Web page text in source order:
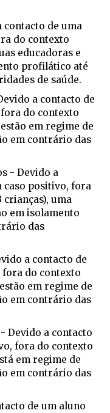
contacto de uma
do contexto
educadoras e
profilático até
de saúde.
a contacto de
do contexto
em regime de
em contrário das
- Devido a
caso positivo, fora
crianças), uma
em isolamento
das
a contacto de
fora do contexto
em regime de
em contrário das
Devido a contacto
fora do contexto
em regime de
em contrário das
de um aluno